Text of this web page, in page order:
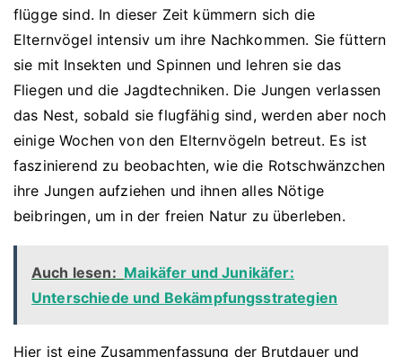
flügge sind. In dieser Zeit kümmern sich die
Elternvögel intensiv um ihre Nachkommen. Sie füttern
sie mit Insekten und Spinnen und lehren sie das
Fliegen und die Jagdtechniken. Die Jungen verlassen
das Nest, sobald sie flugfähig sind, werden aber noch
einige Wochen von den Elternvögeln betreut. Es ist
faszinierend zu beobachten, wie die Rotschwänzchen
ihre Jungen aufziehen und ihnen alles Nötige
beibringen, um in der freien Natur zu überleben.
Auch lesen: Maikäfer und Junikäfer:
Unterschiede und Bekämpfungsstrategien
Hier ist eine Zusammenfassung der Brutdauer und